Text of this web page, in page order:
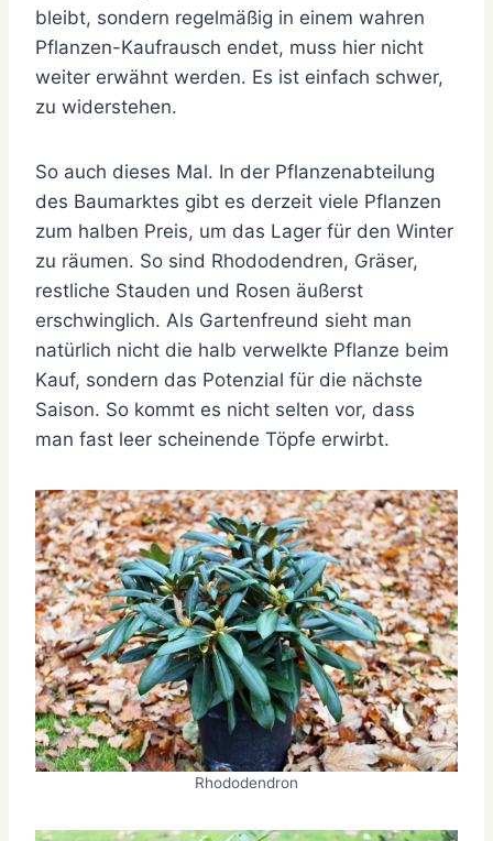
bleibt, sondern regelmäßig in einem wahren
Pflanzen-Kaufrausch endet, muss hier nicht
weiter erwähnt werden. Es ist einfach schwer,
zu widerstehen.
So auch dieses Mal. In der Pflanzenabteilung
des Baumarktes gibt es derzeit viele Pflanzen
zum halben Preis, um das Lager für den Winter
zu räumen. So sind Rhododendren, Gräser,
restliche Stauden und Rosen äußerst
erschwinglich. Als Gartenfreund sieht man
natürlich nicht die halb verwelkte Pflanze beim
Kauf, sondern das Potenzial für die nächste
Saison. So kommt es nicht selten vor, dass
man fast leer scheinende Töpfe erwirbt.
Rhododendron